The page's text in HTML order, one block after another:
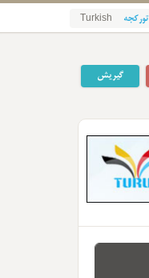
تورکجه Turkish
گیریش